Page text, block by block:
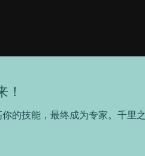
的技能，最终成为专家。千里